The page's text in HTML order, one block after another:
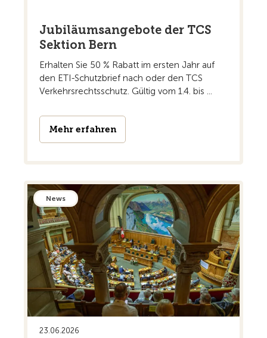
Jubiläumsangebote der TCS
Sektion Bern
Erhalten Sie 50 % Rabatt im ersten Jahr auf
den ETI-Schutzbrief nach oder den TCS
Verkehrsrechtsschutz. Gültig vom 1.4. bis ...
Mehr erfahren
News
23.06.2026